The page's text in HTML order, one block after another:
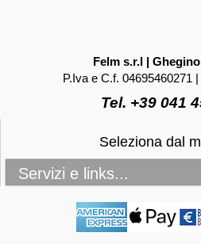
Felm s.r.l |
P.Iva e C.f. 04695460271
Tel. +39 041
Seleziona dal